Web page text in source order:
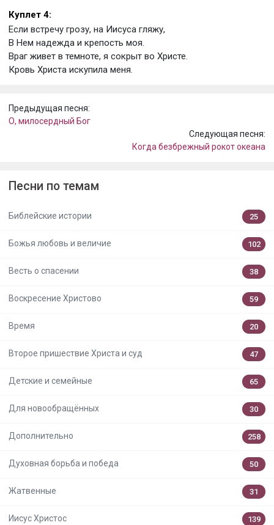
Куплет 4:
Если встречу грозу, на Иисуса гляжу,
В Нем надежда и крепость моя.
Враг живет в темноте, я сокрыт во Христе.
Кровь Христа искупила меня.
Предыдущая песня:
О, милосердный Бог
Следующая песня:
Когда безбрежный рокот океана
Песни по темам
Библейские истории 25
Божья любовь и величие 102
Весть о спасении 38
Воскресение Христово 59
Время 20
Второе пришествие Христа и суд 47
Детские и семейные 65
Для новообращённых 30
Дополнительно 258
Духовная борьба и победа 50
Жатвенные 31
Иисус Христос 139